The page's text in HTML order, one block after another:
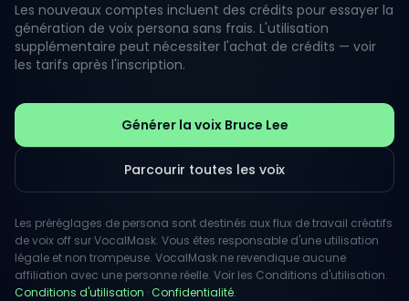
La clarté et l'intensité indéniables de cette voix en
font un choix idéal pour le contenu de fitness et de
motivation, créant une atmosphère qui excite les
confiance, elle peut donner vie à des scènes d'une
ténacité et d'une force épiques dans n'importe quel
Les nouveaux comptes incluent des crédits pour essayer la
génération de voix persona sans frais. L'utilisation
supplémentaire peut nécessiter l'achat de crédits — voir
les tarifs après l'inscription.
Générer la voix Bruce Lee
Parcourir toutes les voix
Les préréglages de persona sont destinés aux flux de travail créatifs
de voix off sur VocalMask. Vous êtes responsable d'une utilisation
légale et non trompeuse. VocalMask ne revendique aucune
affiliation avec une personne réelle. Voir les Conditions d'utilisation.
Conditions d'utilisation ·Confidentialité.